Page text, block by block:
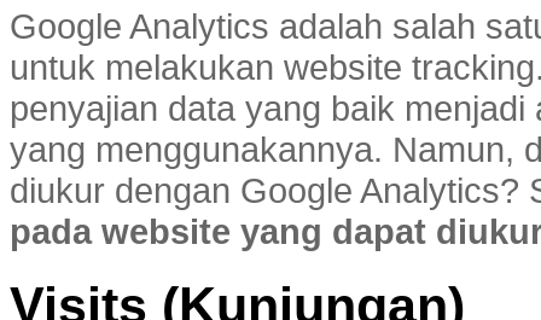
Utama
Website
yang
Dapat
Diukur
Dengan
Google
Analytics
Google Analytics adalah salah
untuk melakukan website
penyajian data yang baik
yang menggunakannya. Namun,
diukur dengan Google
pada website yang dapat
Visits (Kunjungan)